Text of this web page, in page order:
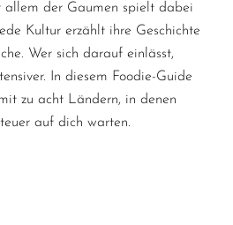
allem der Gaumen spielt dabei
Kultur erzählt ihre Geschichte
Wer sich darauf einlässt,
In diesem Foodie-Guide
zu acht Ländern, in denen
auf dich warten.